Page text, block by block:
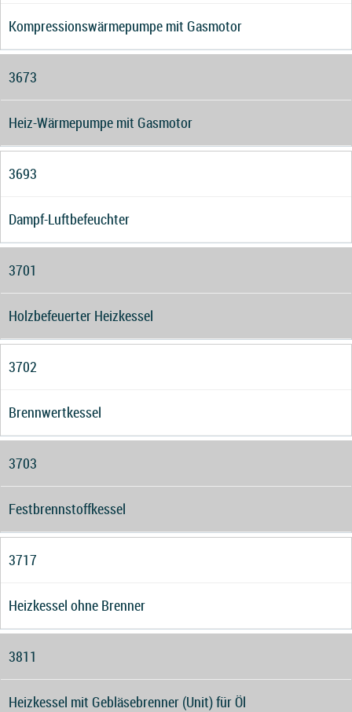
Kompressionswärmepumpe mit Gasmotor
3673
Heiz-Wärmepumpe mit Gasmotor
3693
Dampf-Luftbefeuchter
3701
Holzbefeuerter Heizkessel
3702
Brennwertkessel
3703
Festbrennstoffkessel
3717
Heizkessel ohne Brenner
3811
Heizkessel mit Gebläsebrenner (Unit) für Öl